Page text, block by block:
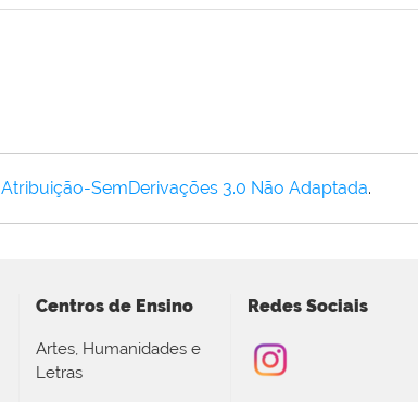
SemDerivações 3.0 Não Adaptada.
Centros de Ensino
Artes, Humanidades e
Letras
Redes Sociais